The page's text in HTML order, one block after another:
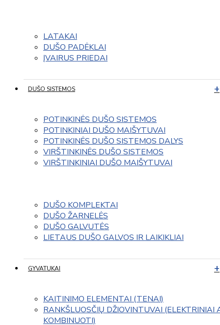
LATAKAI
DUŠO PADĖKLAI
ĮVAIRUS PRIEDAI
DUŠO SISTEMOS
POTINKINĖS DUŠO SISTEMOS
POTINKINIAI DUŠO MAIŠYTUVAI
POTINKINĖS DUŠO SISTEMOS DALYS
VIRŠTINKINĖS DUŠO SISTEMOS
VIRŠTINKINIAI DUŠO MAIŠYTUVAI
DUŠO KOMPLEKTAI
DUŠO ŽARNELĖS
DUŠO GALVUTĖS
LIETAUS DUŠO GALVOS IR LAIKIKLIAI
GYVATUKAI
KAITINIMO ELEMENTAI (TENAI)
RANKŠLUOSČIŲ DŽIOVINTUVAI (ELEKTRINIAI
KOMBINUOTI)